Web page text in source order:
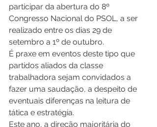
participar da abertura do 8º
Congresso Nacional do PSOL, a ser
realizado entre os dias 29 de
setembro a 1º de outubro.
É praxe em eventos deste tipo que
partidos aliados da classe
trabalhadora sejam convidados a
fazer uma saudação, a despeito de
eventuais diferenças na leitura de
tática e estratégia.
Este ano, a direção majoritária do